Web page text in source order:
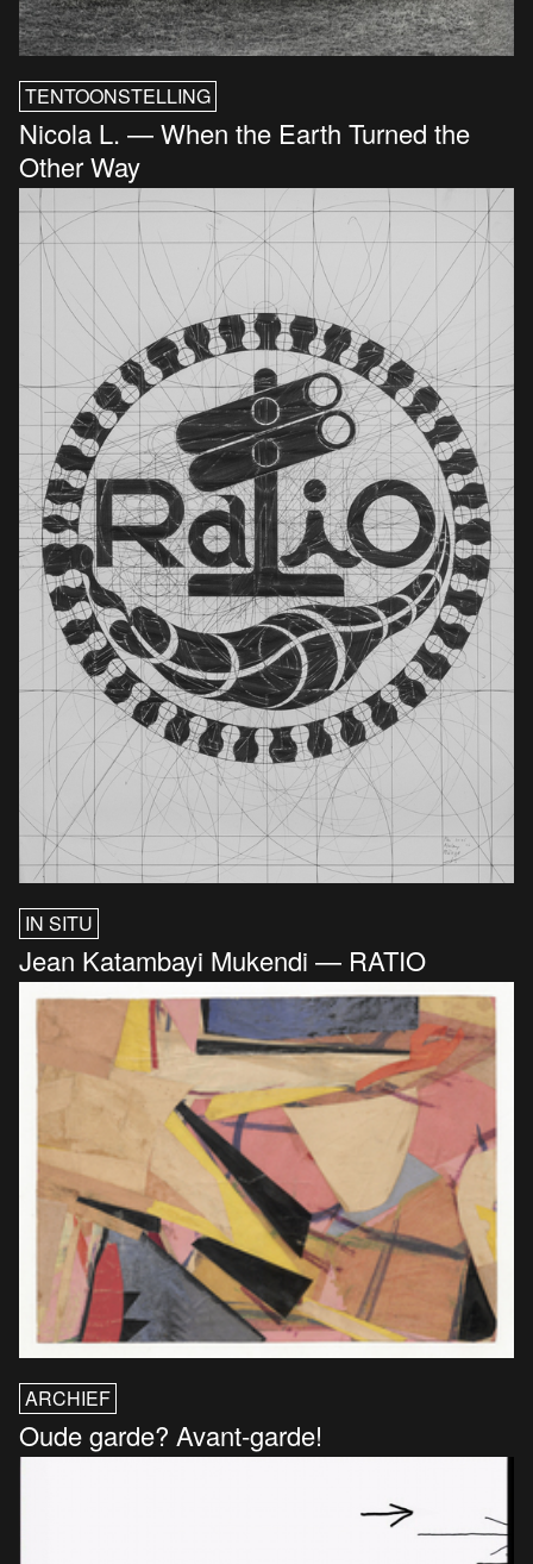
TENTOONSTELLING
Nicola L. — When the Earth Turned the
Other Way
IN SITU
Jean Katambayi Mukendi — RATIO
ARCHIEF
Oude garde? Avant-garde!